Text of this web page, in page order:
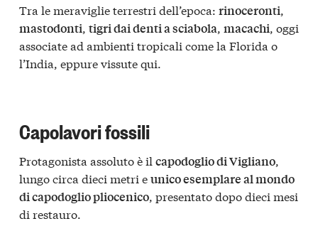
Tra le meraviglie terrestri dell’epoca: rinoceronti,
mastodonti, tigri dai denti a sciabola, macachi, oggi
associate ad ambienti tropicali come la Florida o
l’India, eppure vissute qui.
Capolavori fossili
Protagonista assoluto è il capodoglio di Vigliano,
lungo circa dieci metri eunico esemplare al mondo
di capodoglio pliocenico, presentato dopo dieci mesi
di restauro.